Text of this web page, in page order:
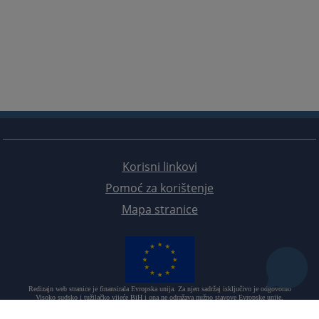
Korisni linkovi
Pomoć za korištenje
Mapa stranice
Redizajn web stranice je finansirala Evropska unija. Za njen sadržaj isključivo je odgovorno
Visoko sudsko i tužilačko vijeće BiH i ona ne odražava nužno stavove Evropske unije.